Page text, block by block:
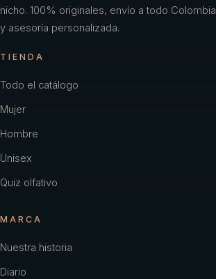
nicho. 100% originales, envío a todo Colombia
y asesoría personalizada.
TIENDA
Todo el catálogo
Mujer
Hombre
Unisex
Quiz olfativo
MARCA
Nuestra historia
Diario